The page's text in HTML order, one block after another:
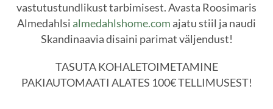
vastutustundlikust tarbimisest. Avasta Roosimaris
Almedahlsi almedahlshome.com ajatu stiil ja naudi
Skandinaavia disaini parimat väljendust!
TASUTA KOHALETOIMETAMINE
PAKIAUTOMAATI ALATES 100€ TELLIMUSEST!